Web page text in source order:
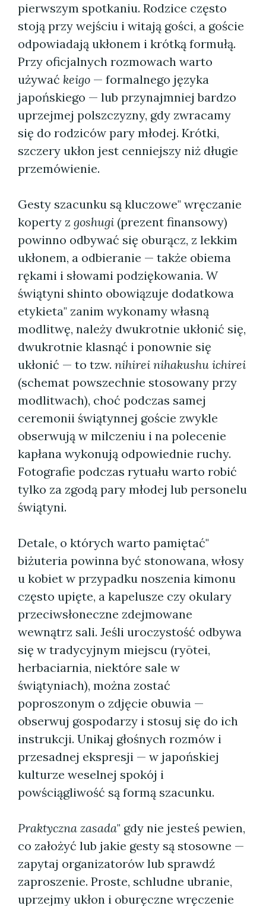
pierwszym spotkaniu. Rodzice często
stoją przy wejściu i witają gości, a goście
odpowiadają ukłonem i krótką formułą.
Przy oficjalnych rozmowach warto
używać keigo — formalnego języka
japońskiego — lub przynajmniej bardzo
uprzejmej polszczyzny, gdy zwracamy
się do rodziców pary młodej. Krótki,
szczery ukłon jest cenniejszy niż długie
przemówienie.
Gesty szacunku są kluczowe" wręczanie
koperty z goshugi (prezent finansowy)
powinno odbywać się oburącz, z lekkim
ukłonem, a odbieranie — także obiema
rękami i słowami podziękowania. W
świątyni shinto obowiązuje dodatkowa
etykieta" zanim wykonamy własną
modlitwę, należy dwukrotnie ukłonić się,
dwukrotnie klasnąć i ponownie się
ukłonić — to tzw. nihirei nihakushu ichirei
(schemat powszechnie stosowany przy
modlitwach), choć podczas samej
ceremonii świątynnej goście zwykle
obserwują w milczeniu i na polecenie
kapłana wykonują odpowiednie ruchy.
Fotografie podczas rytuału warto robić
tylko za zgodą pary młodej lub personelu
świątyni.
Detale, o których warto pamiętać"
biżuteria powinna być stonowana, włosy
u kobiet w przypadku noszenia kimonu
często upięte, a kapelusze czy okulary
przeciwsłoneczne zdejmowane
wewnątrz sali. Jeśli uroczystość odbywa
się w tradycyjnym miejscu (ryōtei,
herbaciarnia, niektóre sale w
świątyniach), można zostać
poproszonym o zdjęcie obuwia —
obserwuj gospodarzy i stosuj się do ich
instrukcji. Unikaj głośnych rozmów i
przesadnej ekspresji — w japońskiej
kulturze weselnej spokój i
powściągliwość są formą szacunku.
Praktyczna zasada" gdy nie jesteś pewien,
co założyć lub jakie gesty są stosowne —
zapytaj organizatorów lub sprawdź
zaproszenie. Proste, schludne ubranie,
uprzejmy ukłon i oburęczne wręczenie